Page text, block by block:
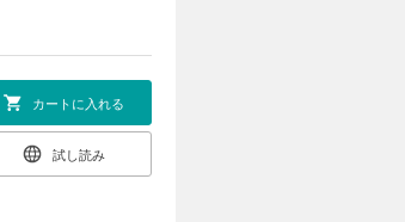
カートに入れる
試し読み